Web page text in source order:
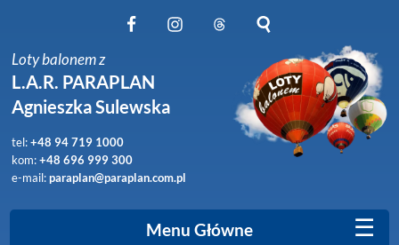
Obserwuj nas na Instagram
Obserwuj nas na Threads
Szukaj na stronie
Loty balonem z
L.A.R. PARAPLAN
Agnieszka Sulewska
tel:+48 94 719 1000
kom:+48 696 999 300
e-mail:paraplan@paraplan.com.pl
Menu Główne ☰